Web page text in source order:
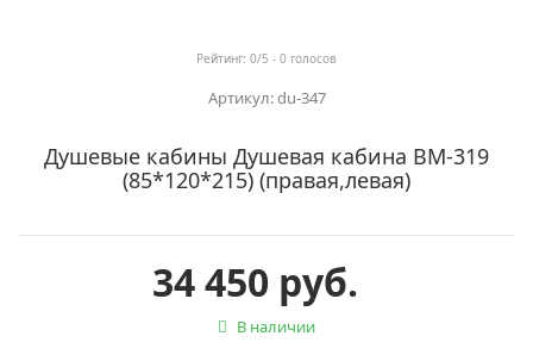
Рейтинг: 0/5 - 0 голосов
Артикул: du-347
Душевые кабины Душевая кабина ВМ-319
(85*120*215) (правая,левая)
34 450 руб.
В наличии